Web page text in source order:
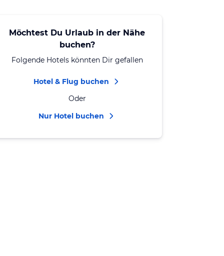
Möchtest Du Urlaub in der Nähe
buchen?
Folgende Hotels könnten Dir gefallen
Hotel & Flug buchen
Oder
Nur Hotel buchen